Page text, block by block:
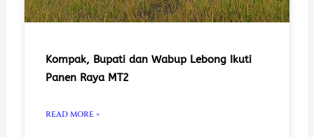
Kompak, Bupati dan Wabup Lebong Ikuti
Panen Raya MT2
READ MORE »